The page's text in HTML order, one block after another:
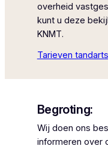
overheid
kunt u deze
KNMT.
Tarieven
Begroting:
Wij doen ons
informeren over